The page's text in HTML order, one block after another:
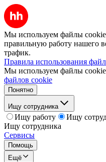
Мы используем файлы
правильную работу нашего
трафик.
Правила использования
Мы используем файлы
файлов cookie
Понятно
Ищу сотрудника
Ищу работу
Ищу
Ищу сотрудника
Сервисы
Помощь
Ещё